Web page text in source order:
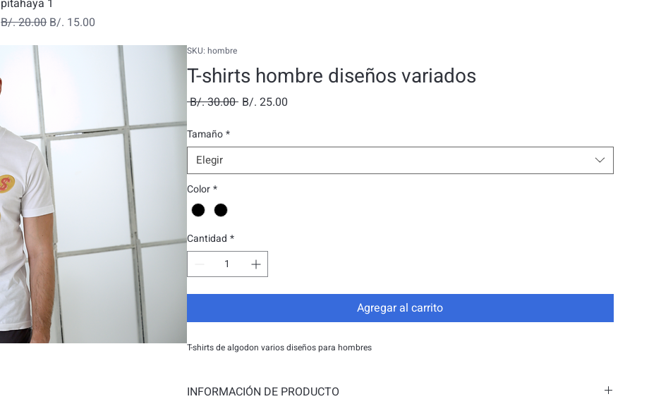
Precio
B/. 20.00Precio de oferta
B/. 15.00
SKU: hombre
T-shirts hombre diseños variados
B/. 30.00 Precio
B/. 25.00
Tamaño*
Elegir
Color*
Cantidad *
Agregar al carrito
T-shirts de algodon varios diseños para hombres
INFORMACIÓN DE PRODUCTO